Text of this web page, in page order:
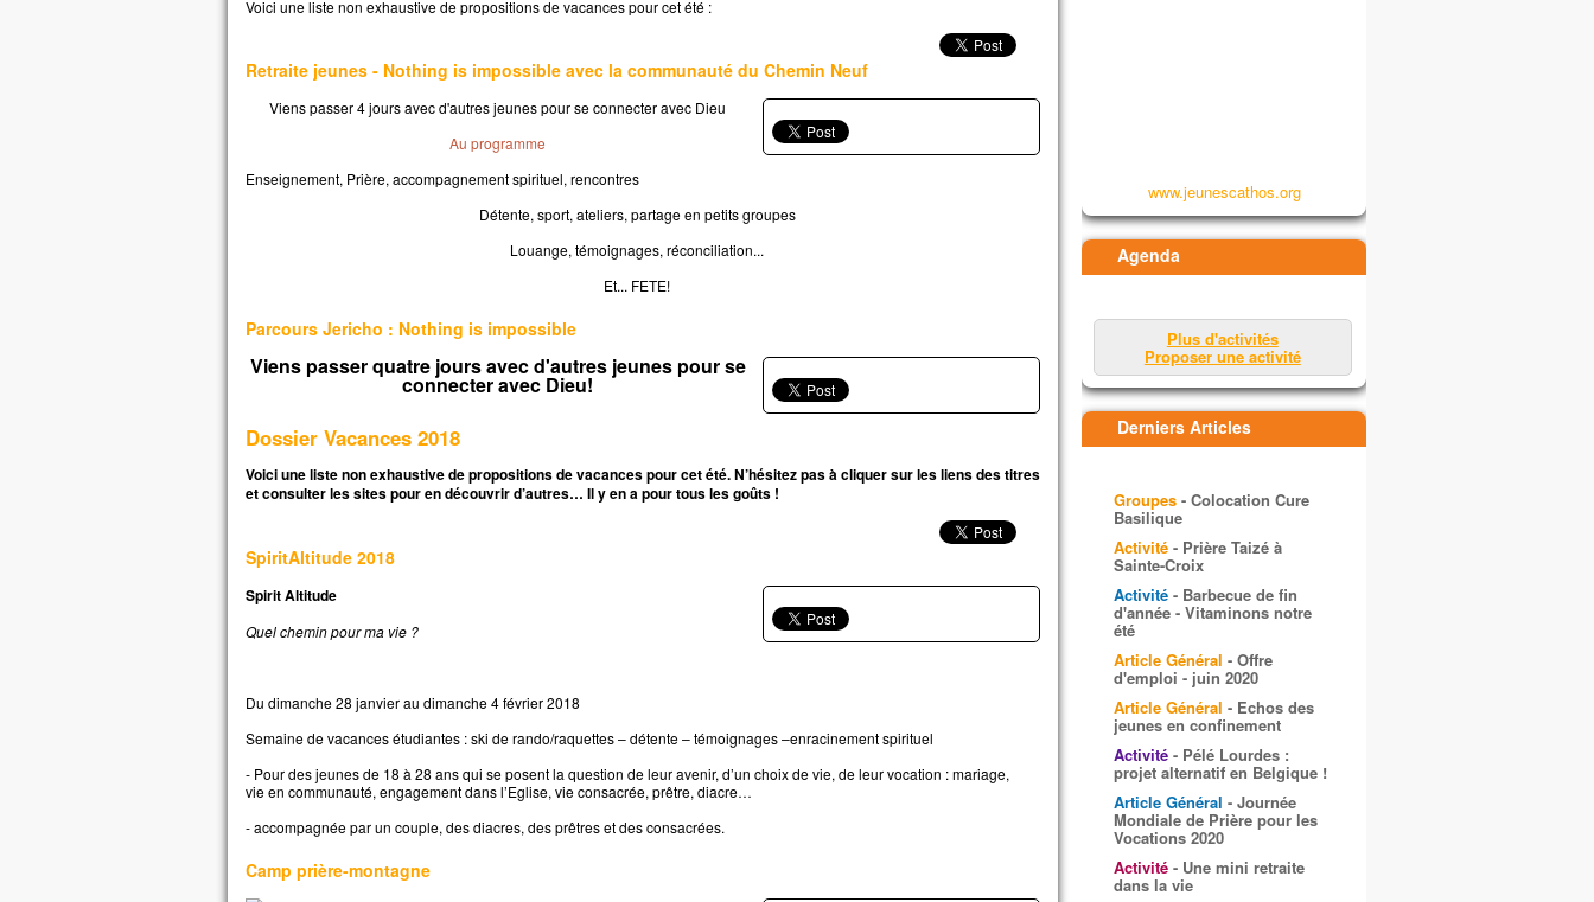
la trouvera.
à gagner le monde entier,
si c’est au prix de sa vie ?
Car le Fils de l’homme va venir avec ses anges
dans la gloire de son Père ;
parmi ceux qui sont ici,
avant d’avoir vu le Fils de l’homme
venir dans son Règne. »
Voici une liste non exhaustive de propositions de vacances pour cet été :
Retraite jeunes - Nothing is impossible avec la communauté du Chemin Neuf
Viens passer 4 jours avec d'autres jeunes pour se connecter avec Dieu
Au programme
Enseignement, Prière, accompagnement spirituel, rencontres
Détente, sport, ateliers, partage en petits groupes
Louange, témoignages, réconciliation...
Et... FETE!
Parcours Jericho : Nothing is impossible
Viens passer quatre jours avec d'autres jeunes pour se
connecter avec Dieu!
Dossier Vacances 2018
Voici une liste non exhaustive de propositions de vacances pour cet été. N’hésitez pas à cliquer sur les liens des titres
et consulter les sites pour en découvrir d’autres… Il y en a pour tous les goûts !
SpiritAltitude 2018
Spirit Altitude
Quel chemin pour ma vie ?
Du dimanche 28 janvier au dimanche 4 février 2018
Semaine de vacances étudiantes : ski de rando/raquettes – détente – témoignages –enracinement spirituel
- Pour des jeunes de 18 à 28 ans qui se posent la question de leur avenir, d’un choix de vie, de leur vocation : mariage,
vie en communauté, engagement dans l’Eglise, vie consacrée, prêtre, diacre…
- accompagnée par un couple, des diacres, des prêtres et des consacrées.
Camp prière-montagne
www.jeunescathos.org
Agenda
Plus d'activités
Proposer une activité
Derniers Articles
Groupes - Colocation Cure
Basilique
Activité - Prière Taizé à
Sainte-Croix
Activité - Barbecue de fin
d'année - Vitaminons notre
été
Article Général - Offre
d'emploi - juin 2020
Article Général - Echos des
jeunes en confinement
Activité - Pélé Lourdes :
projet alternatif en Belgique !
Article Général - Journée
Mondiale de Prière pour les
Vocations 2020
Activité - Une mini retraite
dans la vie